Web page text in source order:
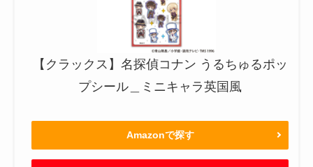
【クラックス】名探偵コナン うるちゅるポッ
プシール＿ミニキャラ英国風
Amazonで探す